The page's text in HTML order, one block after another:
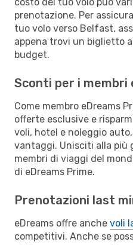
prenotazione. Per
tuo volo verso Belfast,
appena trovi un biglietto
budget.
Sconti per i membri
Come membro eDreams
offerte esclusive e
voli, hotel e noleggio
vantaggi. Unisciti alla più
membri di viaggi del
di eDreams Prime.
Prenotazioni last
eDreams offre anche voli
competitivi. Anche se